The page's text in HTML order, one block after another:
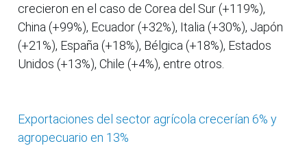
crecieron en el caso de Corea del Sur (+119%),
China (+99%), Ecuador (+32%), Italia (+30%), Japón
(+21%), España (+18%), Bélgica (+18%), Estados
Unidos (+13%), Chile (+4%), entre otros.
Exportaciones del sector agrícola crecerían 6% y
agropecuario en 13%